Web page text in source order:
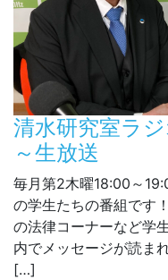
清水研究室ラ
～生放送
毎月第2木曜18:00～
の学生たちの番組です
の法律コーナーなど学
内でメッセージが読ま
[…]